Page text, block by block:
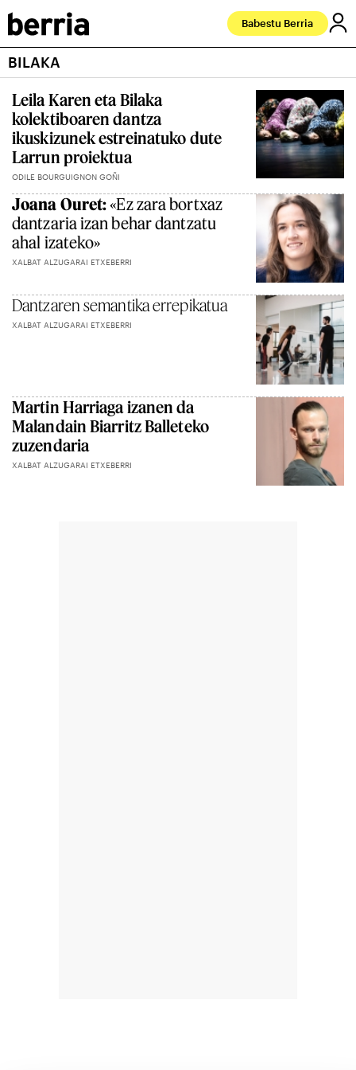
Babestu Berria
BILAKA
Leila Karen eta Bilaka
kolektiboaren dantza
ikuskizunek estreinatuko dute
Larrun proiektua
ODILE BOURGUIGNON GOÑI
Joana Ouret:«Ez zara bortxaz
dantzaria izan behar dantzatu
ahal izateko»
XALBAT ALZUGARAI ETXEBERRI
Dantzaren semantika errepikatua
XALBAT ALZUGARAI ETXEBERRI
Martin Harriaga izanen da
Malandain Biarritz Balleteko
zuzendaria
XALBAT ALZUGARAI ETXEBERRI